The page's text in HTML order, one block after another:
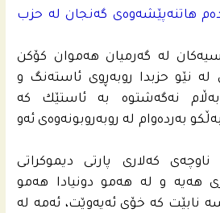
هاتنه‌پێشه‌وه‌ى گه‌نجان له‌ حزب
له‌ گه‌رمیان هه‌موان كۆكن
نێو حزبدا روبه‌ڕوى ئاسته‌نگ و
به‌ڵام نه‌گه‌شتوه‌ به‌ ئاستێك كه‌
به‌رده‌وام له‌ روبه‌روبونه‌وه‌ى ئه‌و
كه‌لاری پارتى دیموكراتى
هه‌یه‌ و له‌ هه‌مو دونیادا هه‌مو
نابێت كه‌ خۆى ئه‌یه‌وێت، ئه‌مه‌ له‌